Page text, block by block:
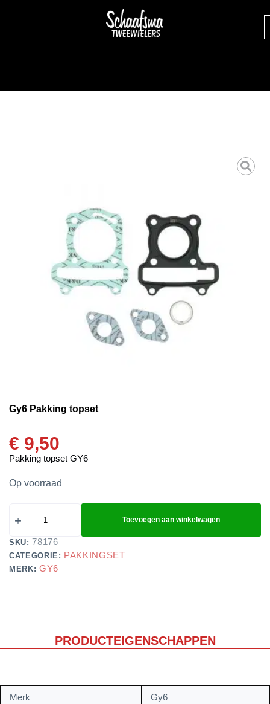
Gy6 Pakking topset
€ 9,50
Pakking topset GY6
Op voorraad
Toevoegen aan winkelwagen
SKU: 78176
CATEGORIE: PAKKINGSET
MERK: GY6
PRODUCTEIGENSCHAPPEN
Merk Gy6